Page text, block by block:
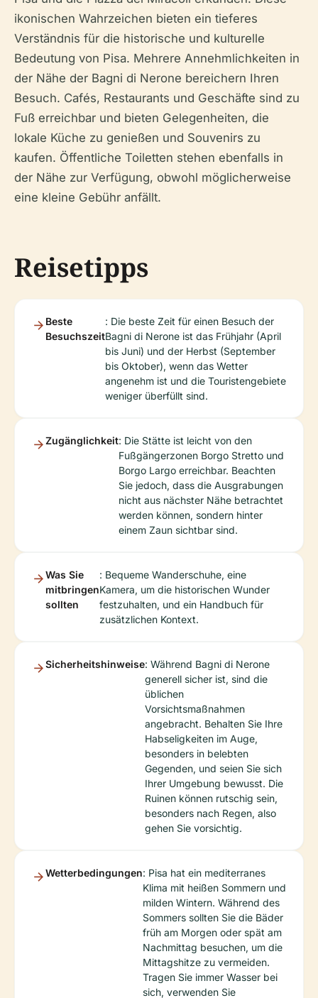
ikonischen Wahrzeichen bieten ein tieferes
Verständnis für die historische und kulturelle
Bedeutung von Pisa. Mehrere Annehmlichkeiten in
der Nähe der Bagni di Nerone bereichern Ihren
Besuch. Cafés, Restaurants und Geschäfte sind zu
Fuß erreichbar und bieten Gelegenheiten, die
lokale Küche zu genießen und Souvenirs zu
kaufen. Öffentliche Toiletten stehen ebenfalls in
der Nähe zur Verfügung, obwohl möglicherweise
eine kleine Gebühr anfällt.
Reisetipps
Beste
Besuchszeit
: Die beste Zeit für einen Besuch der
Bagni di Nerone ist das Frühjahr (April
bis Juni) und der Herbst (September
bis Oktober), wenn das Wetter
angenehm ist und die Touristengebiete
weniger überfüllt sind.
Zugänglichkeit: Die Stätte ist leicht von den
Fußgängerzonen Borgo Stretto und
Borgo Largo erreichbar. Beachten
Sie jedoch, dass die Ausgrabungen
nicht aus nächster Nähe betrachtet
werden können, sondern hinter
einem Zaun sichtbar sind.
Was Sie
mitbringen
sollten
: Bequeme Wanderschuhe, eine
Kamera, um die historischen Wunder
festzuhalten, und ein Handbuch für
zusätzlichen Kontext.
Sicherheitshinweise: Während Bagni di Nerone
generell sicher ist, sind die
üblichen
Vorsichtsmaßnahmen
angebracht. Behalten Sie Ihre
Habseligkeiten im Auge,
besonders in belebten
Gegenden, und seien Sie sich
Ihrer Umgebung bewusst. Die
Ruinen können rutschig sein,
besonders nach Regen, also
gehen Sie vorsichtig.
Wetterbedingungen: Pisa hat ein mediterranes
Klima mit heißen Sommern und
milden Wintern. Während des
Sommers sollten Sie die Bäder
früh am Morgen oder spät am
Nachmittag besuchen, um die
Mittagshitze zu vermeiden.
Tragen Sie immer Wasser bei
sich, verwenden Sie